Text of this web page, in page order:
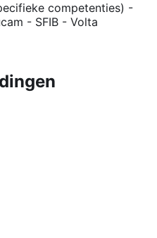
competenties) -
- SFIB - Volta